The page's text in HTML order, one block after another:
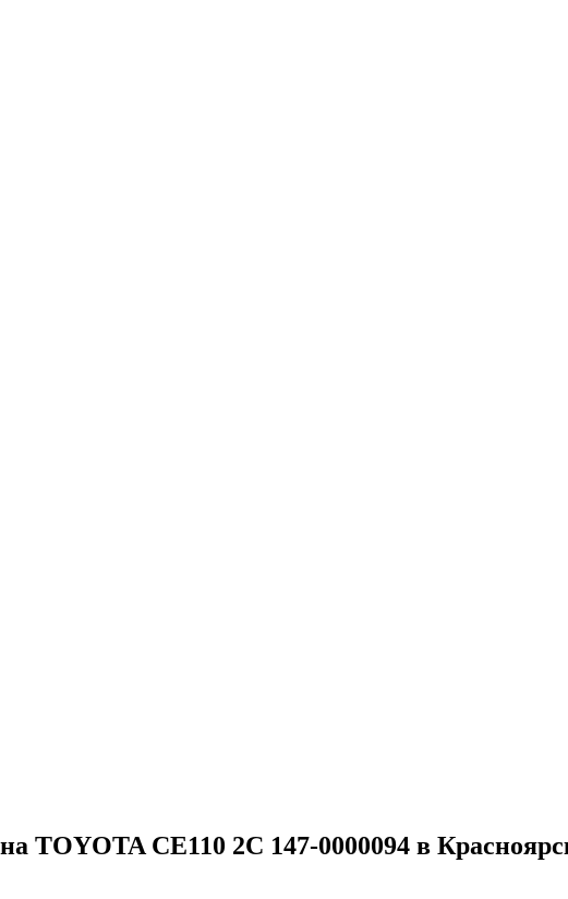
TOYOTA CE110 2C 147-0000094 в